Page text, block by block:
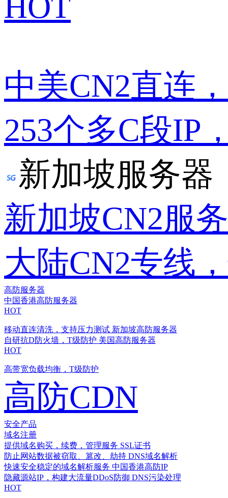
中美CN2直连
253个多C段IP
新加坡服务器
新加坡CN2服
大陆CN2专线
高防服务器
中国香港高防服务器
HOT
移动直连清洗，支持压力测试 新加坡高防服务器
自研抗D防火墙，T级防护 美国高防服务器
HOT
高带宽负载均衡，T级防护
高防CDN
安全产品
域名注册
提供域名购买，续费，管理服务 SSL证书
防止网站数据被窃取、篡改、劫持 DNS域名解析
快速安全稳定的域名解析服务 中国香港高防IP
隐藏源站IP，构建大流量DDoS防御 DNS污染处理
HOT